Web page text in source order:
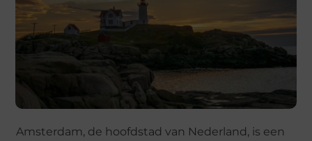
Amsterdam, de hoofdstad van Nederland, is een